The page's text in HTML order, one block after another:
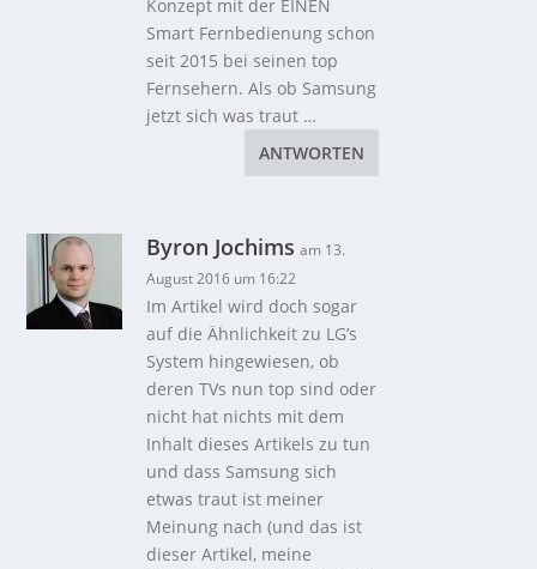
Konzept mit der EINEN
Smart Fernbedienung schon
seit 2015 bei seinen top
Fernsehern. Als ob Samsung
jetzt sich was traut …
ANTWORTEN
Byron Jochims am 13.
August 2016 um 16:22
Im Artikel wird doch sogar
auf die Ähnlichkeit zu LG’s
System hingewiesen, ob
deren TVs nun top sind oder
nicht hat nichts mit dem
Inhalt dieses Artikels zu tun
und dass Samsung sich
etwas traut ist meiner
Meinung nach (und das ist
dieser Artikel, meine